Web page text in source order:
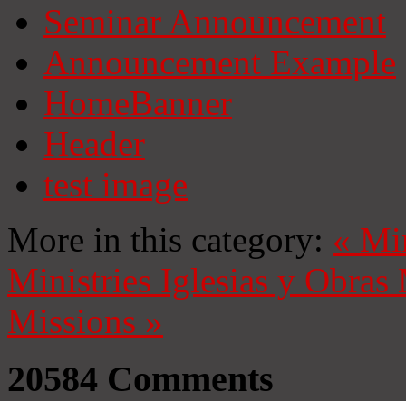
Seminar Announcement
Announcement Example
HomeBanner
Header
test image
More in this category: «
Ministries Iglesias y Obras
Missions »
20584 Comments